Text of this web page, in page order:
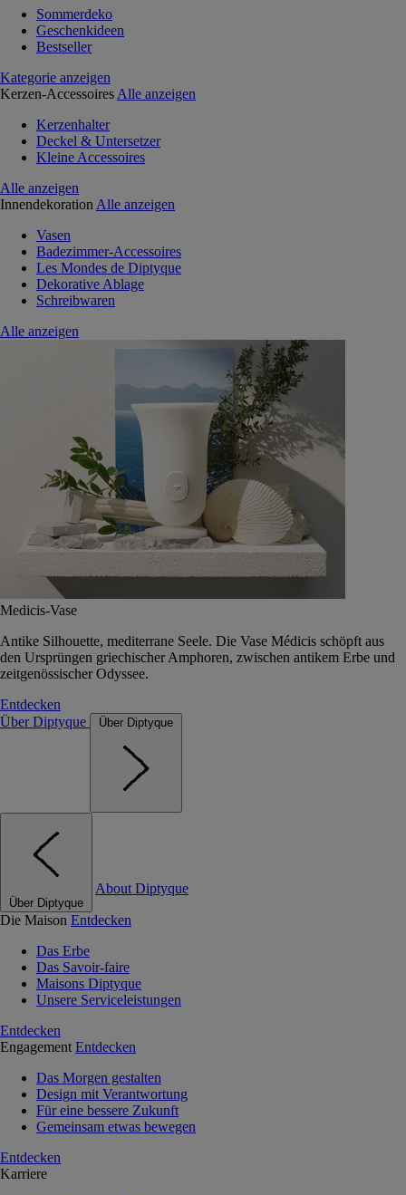
Sommerdeko
Geschenkideen
Bestseller
Kategorie anzeigen
Kerzen-Accessoires Alle anzeigen
Kerzenhalter
Deckel & Untersetzer
Kleine Accessoires
Alle anzeigen
Innendekoration Alle anzeigen
Vasen
Badezimmer-Accessoires
Les Mondes de Diptyque
Dekorative Ablage
Schreibwaren
Alle anzeigen
Medicis-Vase
Antike Silhouette, mediterrane Seele. Die Vase Médicis schöpft aus
den Ursprüngen griechischer Amphoren, zwischen antikem Erbe und
zeitgenössischer Odyssee.
Entdecken
Über Diptyque
Über Diptyque
Über Diptyque
About Diptyque
Die Maison Entdecken
Das Erbe
Das Savoir-faire
Maisons Diptyque
Unsere Serviceleistungen
Entdecken
Engagement Entdecken
Das Morgen gestalten
Design mit Verantwortung
Für eine bessere Zukunft
Gemeinsam etwas bewegen
Entdecken
Karriere